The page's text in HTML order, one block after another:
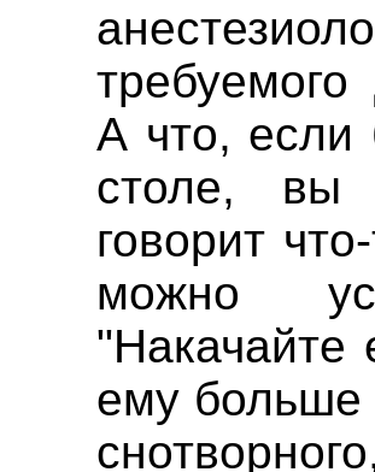
А что,
столе, вы
говорит
можно
"Накачайте
ему больше